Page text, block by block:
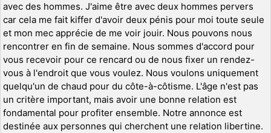
avec des hommes. J'aime être avec deux hommes pervers
car cela me fait kiffer d'avoir deux pénis pour moi toute seule
et mon mec apprécie de me voir jouir. Nous pouvons nous
rencontrer en fin de semaine. Nous sommes d'accord pour
vous recevoir pour ce rencard ou de nous fixer un rendez-
vous à l'endroit que vous voulez. Nous voulons uniquement
quelqu'un de chaud pour du côte-à-côtisme. L'âge n'est pas
un critère important, mais avoir une bonne relation est
fondamental pour profiter ensemble. Notre annonce est
destinée aux personnes qui cherchent une relation libertine.